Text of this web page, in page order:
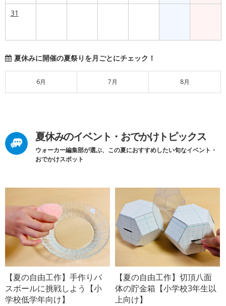
31
夏休みに開催の夏祭りを月ごとにチェック！
6月 7月 8月
夏休みのイベント・おでかけトピックス
ウォーカー編集部が選ぶ、この夏におすすめしたい旬なイベント・
おでかけスポット
【夏の自由工作】手作りバ
スボールに挑戦しよう【小
学校低学年向け】
【夏の自由工作】切頂八面
体の貯金箱【小学校3年生以
上向け】